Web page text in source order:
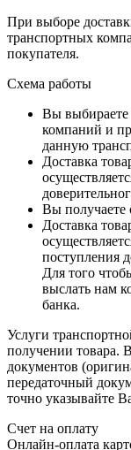
При выборе
транспортных
покупателя.
Схема работы
Вы выбираете
компаний и
данную
Доставка
Вы получаете
Доставка
поступления
Для того
выслать нам
банка.
Услуги
получении товара.
документов
передаточный
точно указывайте
Счет на оплату
Онлайн-оплата